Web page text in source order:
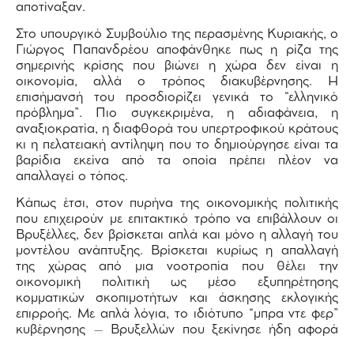
αποτίναξαν.
Στο υπουργικό Συμβούλιο της περασμένης Κυριακής, ο
Γιώργος Παπανδρέου αποφάνθηκε πως η ρίζα της
σημερινής κρίσης που βιώνει η χώρα δεν είναι η
οικονομία, αλλά ο τρόπος διακυβέρνησης. Η
επισήμανσή του προσδιορίζει γενικά το “ελληνικό
πρόβλημα”. Πιο συγκεκριμένα, η αδιαφάνεια, η
αναξιοκρατία, η διαφθορά του υπερτροφικού κράτους
κι η πελατειακή αντίληψη που το δημιούργησε είναι τα
βαρίδια εκείνα από τα οποία πρέπει πλέον να
απαλλαγεί ο τόπος.
Κάπως έτσι, στον πυρήνα της οικονομικής πολιτικής
που επιχειρούν με επιτακτικό τρόπο να επιβάλλουν οι
Βρυξέλλες, δεν βρίσκεται απλά και μόνο η αλλαγή του
μοντέλου ανάπτυξης. Βρίσκεται κυρίως η απαλλαγή
της χώρας από μια νοοτροπία που θέλει την
οικονομική πολιτική ως μέσο εξυπηρέτησης
κομματικών σκοπιμοτήτων και άσκησης εκλογικής
επιρροής. Με απλά λόγια, το ιδιότυπο “μπρα ντε φερ”
κυβέρνησης – Βρυξελλών που ξεκίνησε ήδη αφορά